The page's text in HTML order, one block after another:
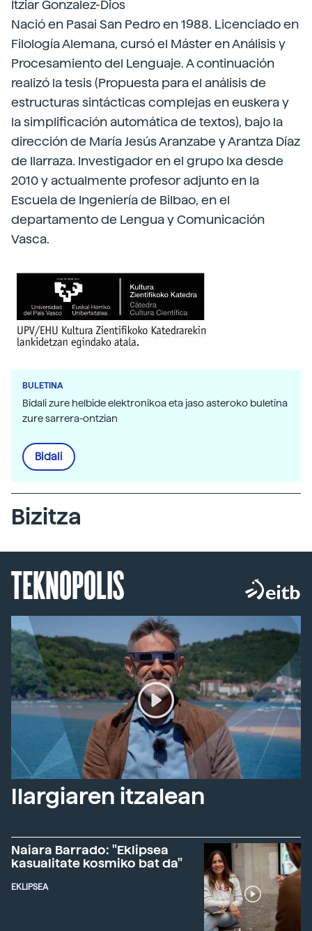
Itziar Gonzalez-Dios
Nació en Pasai San Pedro en 1988. Licenciado en
Filología Alemana, cursó el Máster en Análisis y
Procesamiento del Lenguaje. A continuación
realizó la tesis (Propuesta para el análisis de
estructuras sintácticas complejas en euskera y
la simplificación automática de textos), bajo la
dirección de María Jesús Aranzabe y Arantza Díaz
de Ilarraza. Investigador en el grupo Ixa desde
2010 y actualmente profesor adjunto en la
Escuela de Ingeniería de Bilbao, en el
departamento de Lengua y Comunicación
Vasca.
BULETINA
Bidali zure helbide elektronikoa eta jaso asteroko buletina
zure sarrera-ontzian
Bidali
Bizitza
TEKNOPOLIS
Ilargiaren itzalean
Naiara Barrado: "Eklipsea
kasualitate kosmiko bat da"
EKLIPSEA